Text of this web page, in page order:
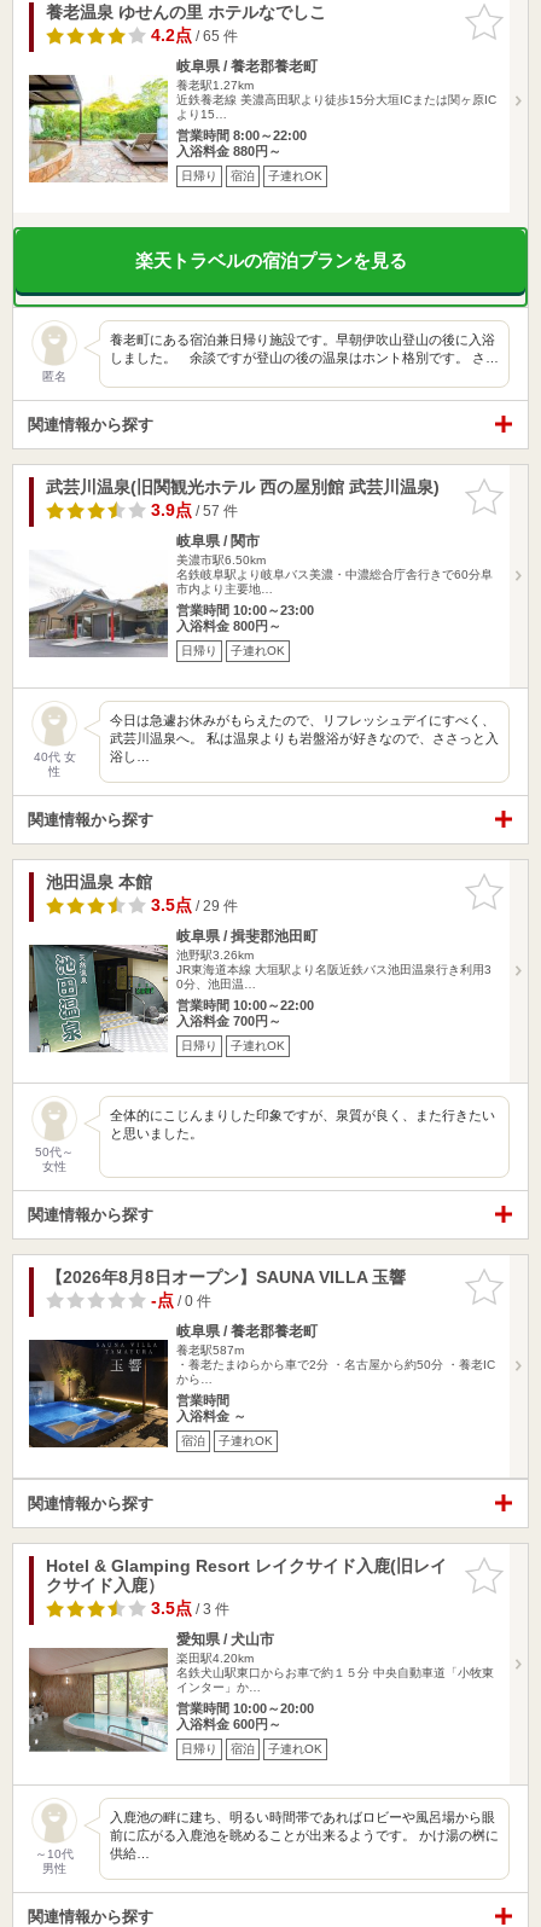
お気に入
りに追加
養老温泉 ゆせんの里 ホテルなでしこ
4.2点/ 65 件
岐阜県 / 養老郡養老町
養老駅1.27km
近鉄養老線 美濃高田駅より徒歩15分大垣ICまたは関ヶ原IC
より15…
営業時間 8:00～22:00
入浴料金 880円～
日帰り 宿泊 子連れOK
楽天トラベルの宿泊プランを見る
匿名
養老町にある宿泊兼日帰り施設です。早朝伊吹山登山の後に入浴
しました。 余談ですが登山の後の温泉はホント格別です。 さ…
関連情報から探す
お気に入
りに追加
武芸川温泉(旧関観光ホテル 西の屋別館 武芸川温泉)
3.9点/ 57 件
岐阜県 / 関市
美濃市駅6.50km
名鉄岐阜駅より岐阜バス美濃・中濃総合庁舎行きで60分阜
市内より主要地…
営業時間 10:00～23:00
入浴料金 800円～
日帰り 子連れOK
40代 女
性
今日は急遽お休みがもらえたので、リフレッシュデイにすべく、
武芸川温泉へ。 私は温泉よりも岩盤浴が好きなので、ささっと入
浴し…
関連情報から探す
お気に入
りに追加
池田温泉 本館
3.5点/ 29 件
岐阜県 / 揖斐郡池田町
池野駅3.26km
JR東海道本線 大垣駅より名阪近鉄バス池田温泉行き利用3
0分、池田温…
営業時間 10:00～22:00
入浴料金 700円～
日帰り 子連れOK
50代～
女性
全体的にこじんまりした印象ですが、泉質が良く、また行きたい
と思いました。
関連情報から探す
お気に入
りに追加
【2026年8月8日オープン】SAUNA VILLA 玉響
-点/ 0 件
岐阜県 / 養老郡養老町
養老駅587m
・養老たまゆらから車で2分 ・名古屋から約50分 ・養老IC
から…
営業時間
入浴料金 ～
宿泊 子連れOK
関連情報から探す
お気に入
りに追加
Hotel & Glamping Resort レイクサイド入鹿(旧レイ
クサイド入鹿）
3.5点/ 3 件
愛知県 / 犬山市
楽田駅4.20km
名鉄犬山駅東口からお車で約１５分 中央自動車道「小牧東
インター」か…
営業時間 10:00～20:00
入浴料金 600円～
日帰り 宿泊 子連れOK
～10代
男性
入鹿池の畔に建ち、明るい時間帯であればロビーや風呂場から眼
前に広がる入鹿池を眺めることが出来るようです。 かけ湯の桝に
供給…
関連情報から探す